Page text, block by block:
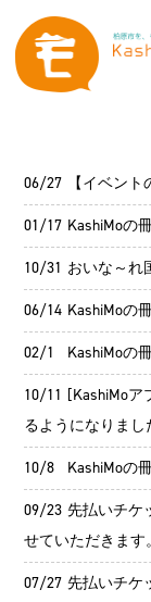
06/27 【イベン
01/17 KashiMoの
10/31 おいな～
06/14 KashiMoの
02/1 KashiMoの
10/11 [KashiMoア
るようになりまし
10/8 KashiMoの
09/23 先払いチケ
せていただきます。
07/27 先払いチケ